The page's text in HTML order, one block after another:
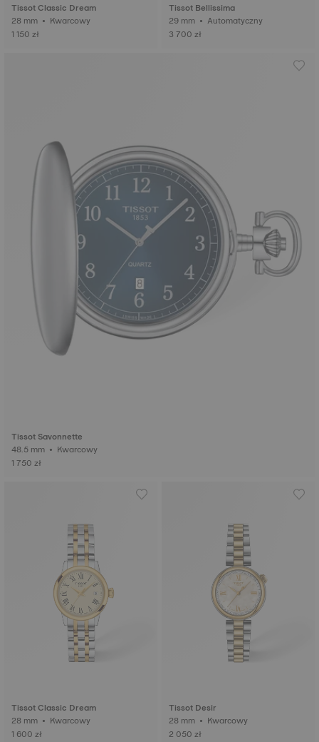
Tissot Classic Dream
28 mm • Kwarcowy
1 150 zł
Tissot Bellissima
29 mm • Automatyczny
3 700 zł
Tissot Savonnette
48.5 mm • Kwarcowy
1 750 zł
Tissot Classic Dream
28 mm • Kwarcowy
1 600 zł
Tissot Desir
28 mm • Kwarcowy
2 050 zł